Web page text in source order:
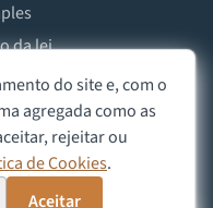
da lei
ou doação
Aviso Legal
do site e, com o
agregada como as
rejeitar ou
de Cookies.
Aceitar